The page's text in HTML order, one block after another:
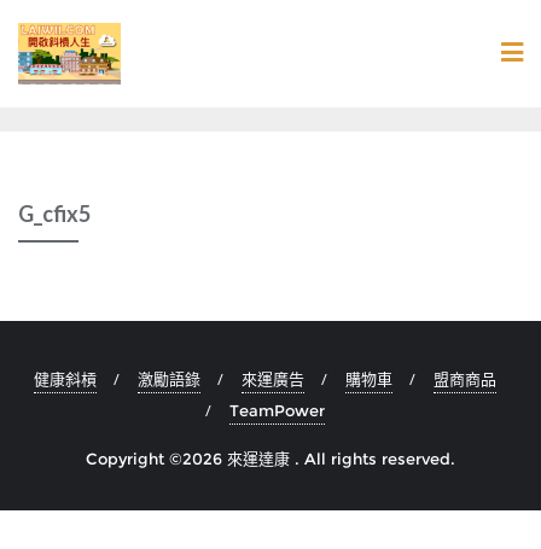
content
G_cfix5
健康斜槓 激勵語錄 來運廣告 購物車
盟商商品
TeamPower
Copyright ©2026 來運達康 . All rights reserved.